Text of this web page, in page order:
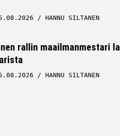
HANNU SILTANEN
rallin maailmanmestari
HANNU SILTANEN